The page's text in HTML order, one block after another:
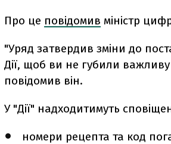
Про це повідомив міністр
"Уряд затвердив зміни до
Дії, щоб ви не губили
повідомив він.
У "Дії" надходитимуть
номери рецепта та код